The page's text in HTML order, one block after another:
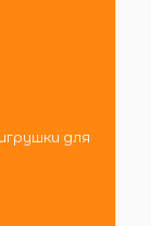
для